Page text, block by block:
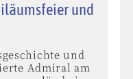
und
und
Admiral am